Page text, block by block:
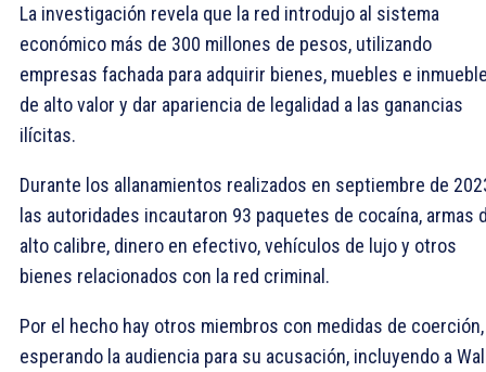
La investigación revela que la red introdujo al sistema
económico más de 300 millones de pesos, utilizando
empresas fachada para adquirir bienes, muebles e
de alto valor y dar apariencia de legalidad a las ganancias
ilícitas.
Durante los allanamientos realizados en septiembre de
las autoridades incautaron 93 paquetes de cocaína, armas
alto calibre, dinero en efectivo, vehículos de lujo y otros
bienes relacionados con la red criminal.
Por el hecho hay otros miembros con medidas de coerción,
esperando la audiencia para su acusación, incluyendo a